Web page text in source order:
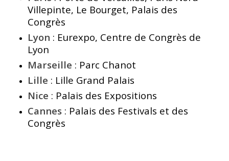
Villepinte, Le Bourget, Palais des
Congrès
Lyon : Eurexpo, Centre de Congrès de
Lyon
Marseille : Parc Chanot
Lille : Lille Grand Palais
Nice : Palais des Expositions
Cannes: Palais des Festivals et des
Congrès